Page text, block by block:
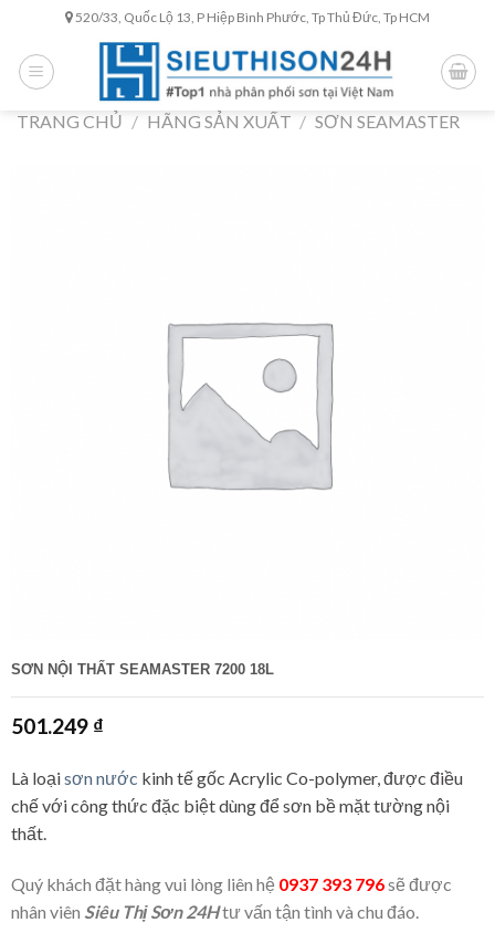
content
520/33, Quốc Lộ 13, P Hiệp Bình Phước, Tp Thủ Đức, Tp HCM
TRANG CHỦ / HÃNG SẢN XUẤT / SƠN SEAMASTER
SƠN NỘI THẤT SEAMASTER 7200 18L
501.249 ₫
Là loạisơn nước kinh tế gốc Acrylic Co-polymer, được điều
chế với công thức đặc biệt dùng để sơn bề mặt tường nội
thất.
Quý khách đặt hàng vui lòng liên hệ 0937 393 796sẽ được
nhân viên Siêu Thị Sơn 24Htư vấn tận tình và chu đáo.